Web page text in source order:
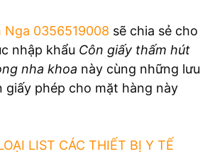
Nga 0356519008 sẽ chia sẻ cho
nhập khẩu Côn giấy thấm hút
nha khoa này cùng những lưu
giấy phép cho mặt hàng này
LIST CÁC THIẾT BỊ Y TẾ